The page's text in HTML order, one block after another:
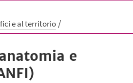
e al territorio
e